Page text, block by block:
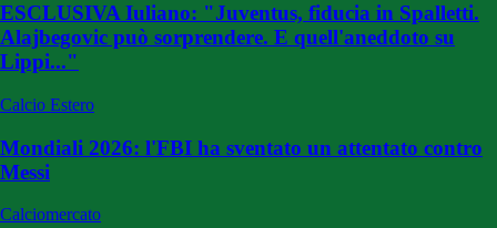
ESCLUSIVA Iuliano: "Juventus, fiducia in Spalletti.
Alajbegovic può sorprendere. E quell'aneddoto su
Lippi..."
Calcio Estero
Mondiali 2026: l'FBI ha sventato un attentato contro
Messi
Calciomercato